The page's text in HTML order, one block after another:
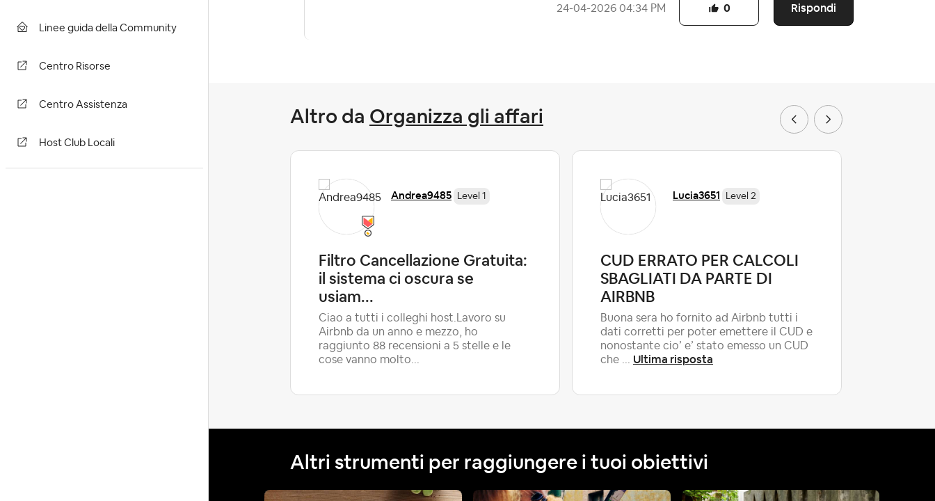
Linee guida della Community
Centro Risorse
Centro Assistenza
Host Club Locali
‎24-04-2026 04:34 PM Rispondi
0
Altro da Organizza gli affari
Andrea9485 Level 1
Filtro Cancellazione Gratuita:
il sistema ci oscura se
usiam...
Ciao a tutti i colleghi host.Lavoro su
Airbnb da un anno e mezzo, ho
raggiunto 88 recensioni a 5 stelle e le
cose vanno molto...
Lucia3651 Level 2
CUD ERRATO PER CALCOLI
SBAGLIATI DA PARTE DI
AIRBNB
Buona sera ho fornito ad Airbnb tutti i
dati corretti per poter emettere il CUD e
nonostante cio’ e’ stato emesso un CUD
che ... Ultima risposta
Altri strumenti per raggiungere i tuoi obiettivi